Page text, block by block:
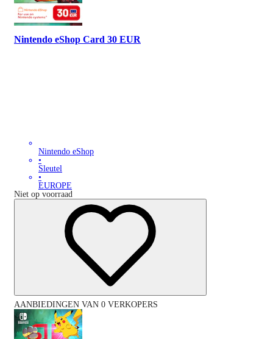
Nintendo eShop Card 30 EUR
Nintendo eShop
•
Sleutel
•
EUROPE
Niet op voorraad
AANBIEDINGEN VAN 0 VERKOPERS